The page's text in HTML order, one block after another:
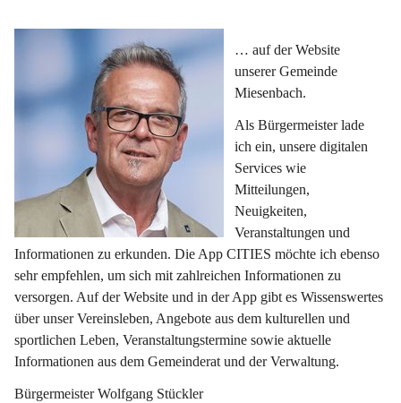
… auf der Website
unserer Gemeinde
Miesenbach.
Als Bürgermeister lade
ich ein, unsere digitalen
Services wie
Mitteilungen,
Neuigkeiten,
Veranstaltungen und
Informationen zu erkunden. Die App CITIES möchte ich ebenso
sehr empfehlen, um sich mit zahlreichen Informationen zu
versorgen. Auf der Website und in der App gibt es Wissenswertes
über unser Vereinsleben, Angebote aus dem kulturellen und
sportlichen Leben, Veranstaltungstermine sowie aktuelle
Informationen aus dem Gemeinderat und der Verwaltung.
Bürgermeister Wolfgang Stückler